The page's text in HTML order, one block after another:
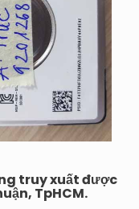
truy xuất được
TpHCM.